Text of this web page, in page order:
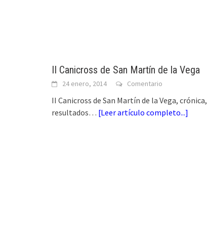
II Canicross de San Martín de la Vega
24 enero, 2014 Comentario
II Canicross de San Martín de la Vega, crónica,
resultados… [Leer artículo completo...]